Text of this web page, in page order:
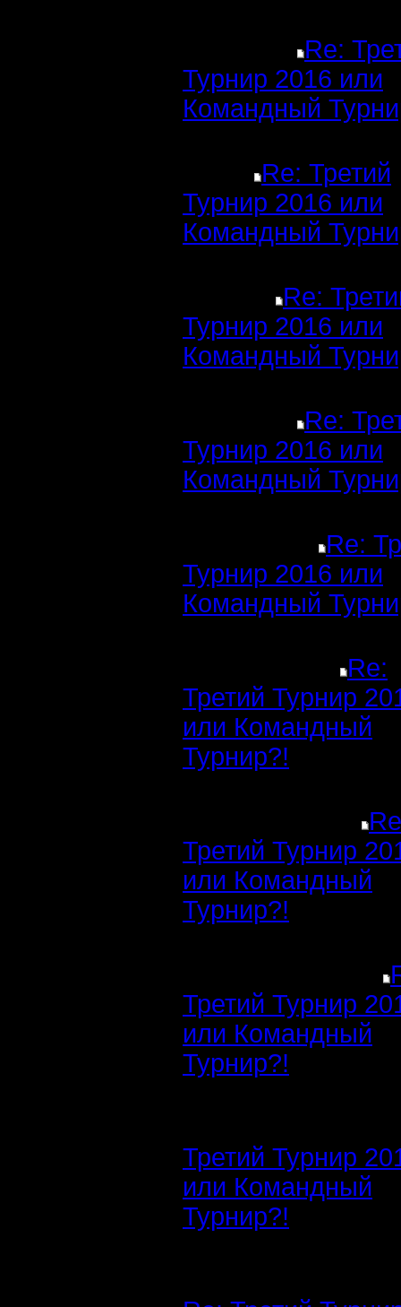
Re:
Турнир 2016 или
Командный
Re: Третий
Турнир 2016 или
Командный
Re:
Турнир 2016 или
Командный
Re:
Турнир 2016 или
Командный
Re:
Турнир 2016 или
Командный
Re:
Третий Турнир
или Командный
Турнир?!
Третий Турнир
или Командный
Турнир?!
Третий Турнир
или Командный
Турнир?!
Третий Турнир
или Командный
Турнир?!